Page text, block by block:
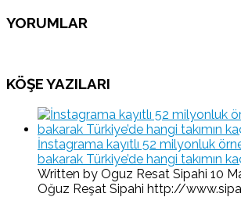
YORUMLAR
KÖŞE YAZILARI
İnstagrama kayıtlı 52 milyonluk
bakarak Türkiye’de hangi takımın
Written by Oguz Resat Sipahi 10
Oğuz Reşat Sipahi http://